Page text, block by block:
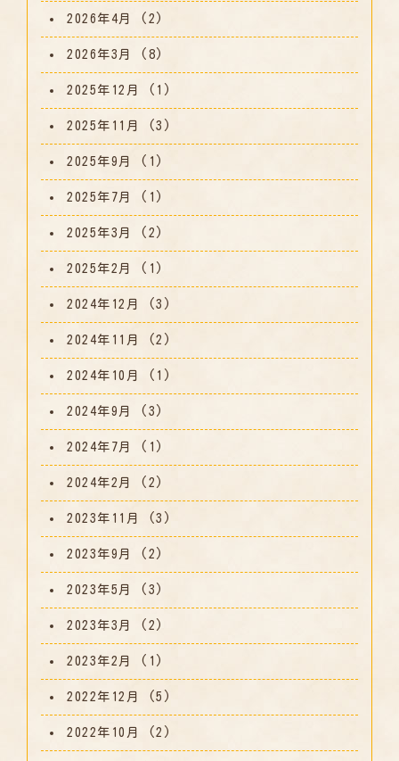
2026年4月 (2)
2026年3月 (8)
2025年12月 (1)
2025年11月 (3)
2025年9月 (1)
2025年7月 (1)
2025年3月 (2)
2025年2月 (1)
2024年12月 (3)
2024年11月 (2)
2024年10月 (1)
2024年9月 (3)
2024年7月 (1)
2024年2月 (2)
2023年11月 (3)
2023年9月 (2)
2023年5月 (3)
2023年3月 (2)
2023年2月 (1)
2022年12月 (5)
2022年10月 (2)